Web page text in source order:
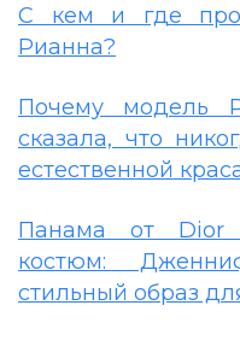
С кем и где
Рианна?
Почему модель
сказала, что
естественной
Панама от Dior
костюм:
стильный образ